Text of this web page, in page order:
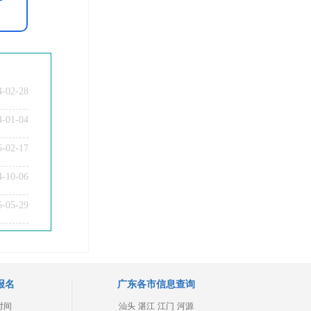
02-28
01-04
02-17
10-06
05-29
名
间
广东各市信息查询
汕头 湛江 江门 河源